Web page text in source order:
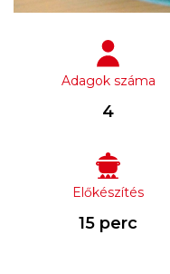
Adagok száma
4
Előkészítés
15 perc